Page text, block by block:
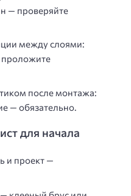
— проверяйте
между слоями:
проложите
после монтажа:
— обязательно.
для начала
и проект —